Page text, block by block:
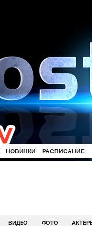
НОВИНКИ РАСПИСАНИЕ
ВИДЕО ФОТО